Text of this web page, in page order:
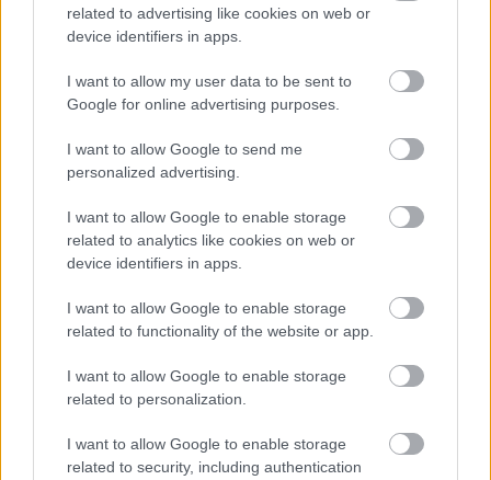
related to advertising like cookies on web or
device identifiers in apps.
I want to allow my user data to be sent to
Google for online advertising purposes.
I want to allow Google to send me
personalized advertising.
I want to allow Google to enable storage
related to analytics like cookies on web or
device identifiers in apps.
I want to allow Google to enable storage
related to functionality of the website or app.
I want to allow Google to enable storage
related to personalization.
I want to allow Google to enable storage
related to security, including authentication
Mik alakítják a gondolkodásod? Avagy a kognitív
torzítások
Az egygyermekes politika és Kína gazdasági
kihívásai